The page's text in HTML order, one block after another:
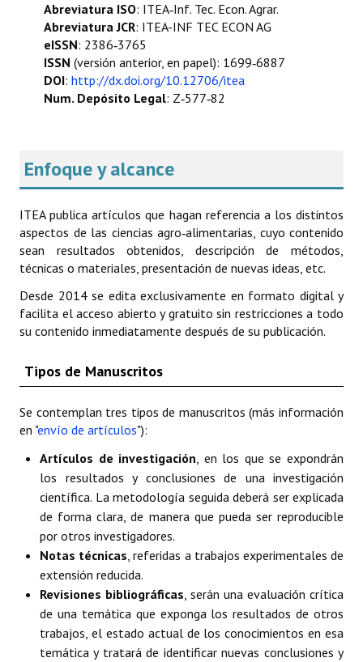
REVISTA ITEA
Presentación ITEA
Equipo Editorial
Políticas Editoriales
Propuesta Volumen Especial
Sello Calidad FECYT
Buscador de Artículos
Presentación Jornadas
Comunicaciones
Jornadas PAM 2026
Premio Jóvenes Investigadores
Buscador de Comunicaciones
Buscador de Comunicaciones
CONTACTO
BUSCADOR
Abreviatura ISO: ITEA‑Inf. Tec. Econ. Agrar.
Abreviatura JCR: ITEA-INF TEC ECON AG
eISSN: 2386‑3765
ISSN (versión anterior, en papel): 1699‑6887
DOI: http://dx.doi.org/10.12706/itea
Num. Depósito Legal: Z‑577‑82
Enfoque y alcance
ITEA publica artículos que hagan referencia a los distintos
aspectos de las ciencias agro‑alimentarias, cuyo contenido
sean resultados obtenidos, descripción de métodos,
técnicas o materiales, presentación de nuevas ideas, etc.
Desde 2014 se edita exclusivamente en formato digital y
facilita el acceso abierto y gratuito sin restricciones a todo
su contenido inmediatamente después de su publicación.
Tipos de Manuscritos
Se contemplan tres tipos de manuscritos (más información
en "envío de artículos"):
Artículos de investigación, en los que se expondrán
los resultados y conclusiones de una investigación
científica. La metodología seguida deberá ser explicada
de forma clara, de manera que pueda ser reproducible
por otros investigadores.
Notas técnicas, referidas a trabajos experimentales de
extensión reducida.
Revisiones bibliográficas, serán una evaluación crítica
de una temática que exponga los resultados de otros
trabajos, el estado actual de los conocimientos en esa
temática y tratará de identificar nuevas conclusiones y